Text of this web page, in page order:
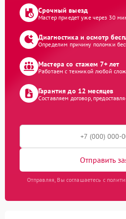
Срочный выезд
Мастер приедет уже через 30
Диагностика и осмотр
Определим причину поломки
Мастера со стажем 7+ лет
Работаем с техникой любой
Гарантия до 12 месяцев
Составляем договор,
Отправить
Отправляя, Вы соглашаетесь с